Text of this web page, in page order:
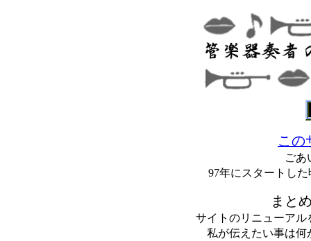
この
ごあ
97年にスタートし
まと
サイトのリニューア
私が伝えたい事は